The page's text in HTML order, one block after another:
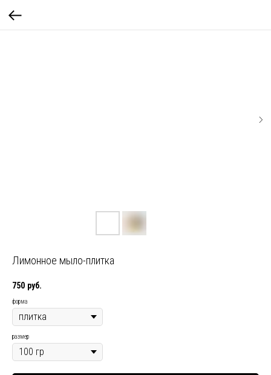
Лимонное мыло-плитка
750 руб.
форма
размер